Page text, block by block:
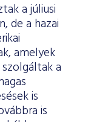
a júliusi
de a hazai
amelyek
a
is
is